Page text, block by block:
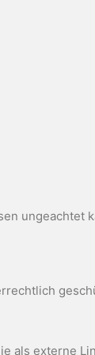
ungeachtet
als externe